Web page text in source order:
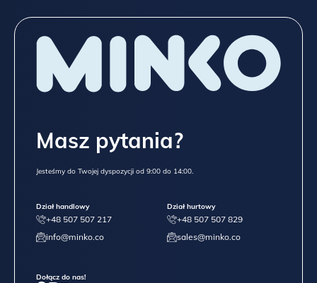
Masz pytania?
Jesteśmy do Twojej dyspozycji od 9:00 do 14:00.
Dział handlowy
+48 507 507 217
info@minko.co
Dział hurtowy
+48 507 507 829
sales@minko.co
Dołącz do nas!